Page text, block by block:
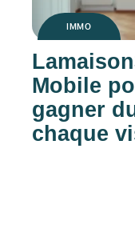
IMMO
Mobile
gagner
chaque